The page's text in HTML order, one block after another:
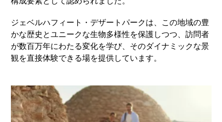
ジェベルハフィート・デザートパークは、この地域の豊
かな歴史とユニークな生物多様性を保護しつつ、訪問者
が数百万年にわたる変化を学び、そのダイナミックな景
観を直接体験できる場を提供しています。